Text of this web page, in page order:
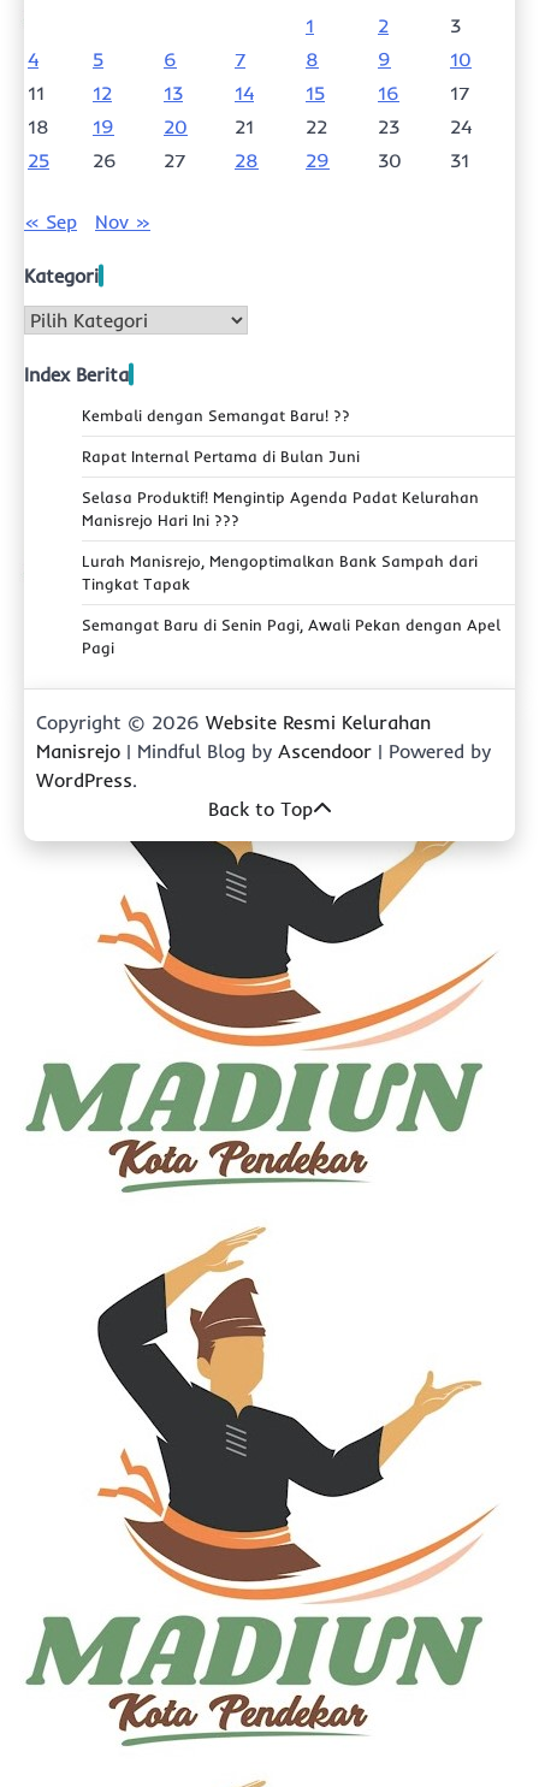
1
2
3
4
5 6 7 8 9
10
11
12 13 14 15 16
17
18
19 20 21 22 23
24
25
26 27 28 29 30 31
« Sep Nov »
Kategori
Kategori
Index Berita
Kembali dengan Semangat Baru! ??
Rapat Internal Pertama di Bulan Juni
Selasa Produktif! Mengintip Agenda Padat Kelurahan
Manisrejo Hari Ini ???
Lurah Manisrejo, Mengoptimalkan Bank Sampah dari
Tingkat Tapak
Semangat Baru di Senin Pagi, Awali Pekan dengan Apel
Pagi
Copyright © 2026 Website Resmi Kelurahan
Manisrejo | Mindful Blog by Ascendoor | Powered by
WordPress.
Back to Top